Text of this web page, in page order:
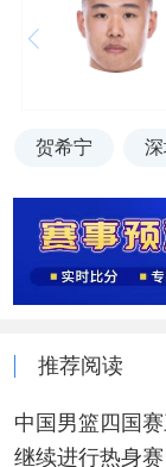
贺希宁
推荐阅读
中国男篮四国
继续进行热身赛